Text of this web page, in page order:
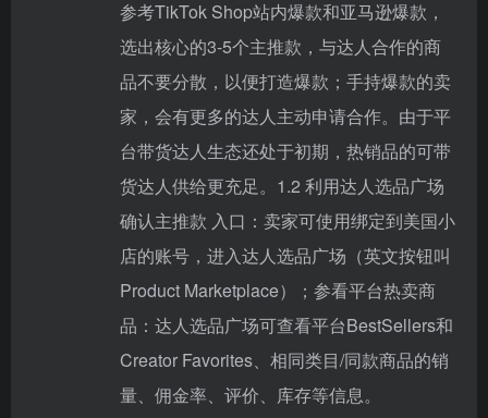
参考TikTok Shop站内爆款和亚马逊爆款，
选出核心的3-5个主推款，与达人合作的商
品不要分散，以便打造爆款；手持爆款的卖
家，会有更多的达人主动申请合作。由于平
台带货达人生态还处于初期，热销品的可带
货达人供给更充足。1.2 利用达人选品广场
确认主推款 入口：卖家可使用绑定到美国小
店的账号，进入达人选品广场（英文按钮叫
Product Marketplace）；参看平台热卖商
品：达人选品广场可查看平台BestSellers和
Creator Favorites、相同类目/同款商品的销
量、佣金率、评价、库存等信息。